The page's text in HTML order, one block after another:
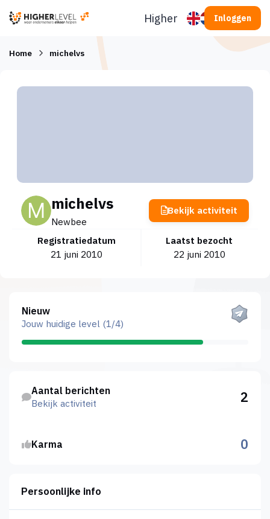
Higherlevel Inloggen
Home michelvs
michelvs
Newbee
Registratiedatum
21 juni 2010
Laatst bezocht
22 juni 2010
Bekijk activiteit
Nieuw
Jouw huidige level (1/4)
Aantal berichten
Bekijk activiteit
2
Karma 0
Persoonlijke info